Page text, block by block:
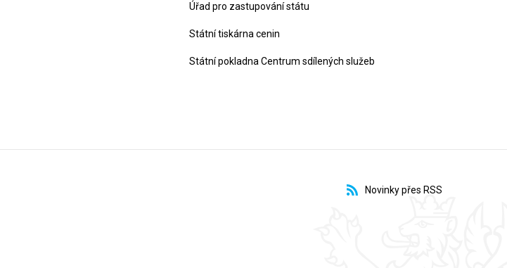
Úřad pro zastupování státu
Státní tiskárna cenin
Státní pokladna Centrum sdílených služeb
Novinky přes RSS